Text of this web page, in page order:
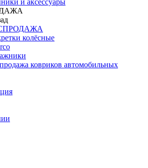
и аксессуары
колёсные
ковриков автомобильных